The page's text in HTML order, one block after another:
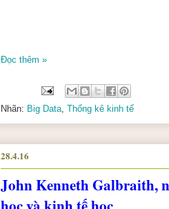
Đọc thêm »
Nhãn: Big Data Thống kê kinh tế
28.4.16
John Kenneth Galbraith,